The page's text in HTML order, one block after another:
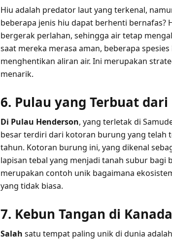
Hiu adalah predator laut yang terkenal,
beberapa jenis hiu dapat berhenti bernafas?
bergerak perlahan, sehingga air tetap
saat mereka merasa aman, beberapa
menghentikan aliran air. Ini merupakan
menarik.
6. Pulau yang Terbuat
Di Pulau Henderson, yang terletak di
besar terdiri dari kotoran burung yang telah
tahun. Kotoran burung ini, yang dikenal
lapisan tebal yang menjadi tanah subur bagi
merupakan contoh unik bagaimana
yang tidak biasa.
7. Kebun Tangan di Kanada
Salah satu tempat paling unik di dunia adalah